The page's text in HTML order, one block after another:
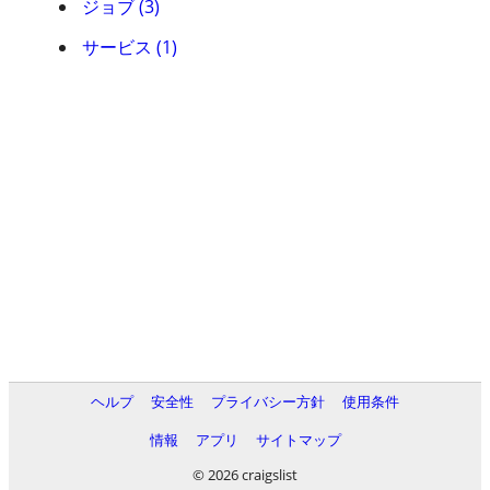
ジョブ (3)
サービス (1)
ヘルプ 安全性 プライバシー方針
使用条件
情報
アプリ
サイトマップ
© 2026 craigslist